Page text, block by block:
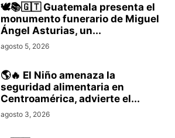
🕊️📚🇬🇹 Guatemala presenta el
monumento funerario de Miguel
Ángel Asturias, un...
agosto 5, 2026
🌎🔥 El Niño amenaza la
seguridad alimentaria en
Centroamérica, advierte el...
agosto 3, 2026